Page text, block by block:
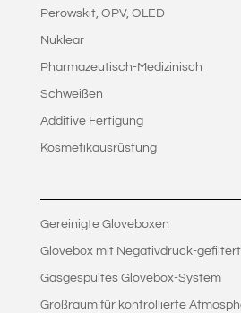
Perowskit, OPV, OLED
Nuklear
Pharmazeutisch-Medizinisch
Schweißen
Additive Fertigung
Kosmetikausrüstung
Gereinigte Gloveboxen
Glovebox mit Negativdruck-
Gasgespültes Glovebox-System
Großraum für kontrollierte